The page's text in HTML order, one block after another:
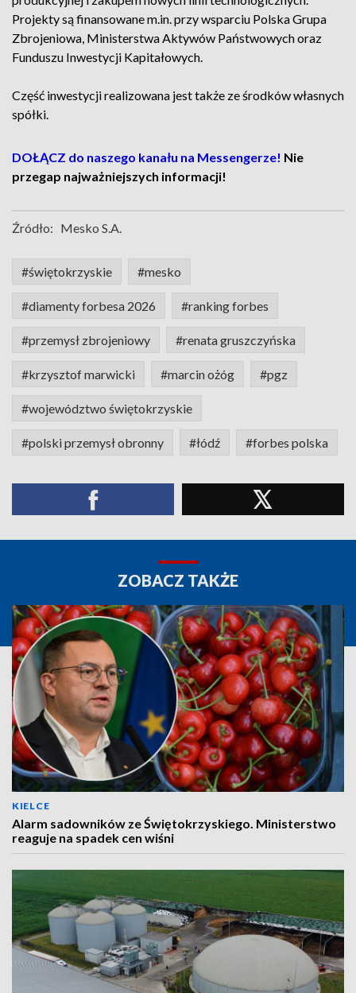
Projekty są finansowane m.in. przy wsparciu Polska Grupa
Zbrojeniowa, Ministerstwa Aktywów Państwowych oraz
Funduszu Inwestycji Kapitałowych.
Część inwestycji realizowana jest także ze środków własnych
spółki.
DOŁĄCZ do naszego kanału na Messengerze! Nie
przegap najważniejszych informacji!
Źródło: Mesko S.A.
#świętokrzyskie #mesko
#diamenty forbesa 2026 #ranking forbes
#przemysł zbrojeniowy #renata gruszczyńska
#krzysztof marwicki #marcin ożóg #pgz
#województwo świętokrzyskie
#polski przemysł obronny #łódź #forbes polska
ZOBACZ TAKŻE
KIELCE
Alarm sadowników ze Świętokrzyskiego. Ministerstwo
reaguje na spadek cen wiśni